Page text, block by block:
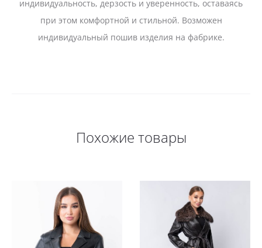
индивидуальность, дерзость и уверенность, оставаясь
при этом комфортной и стильной. Возможен
индивидуальный пошив изделия на фабрике.
Похожие товары